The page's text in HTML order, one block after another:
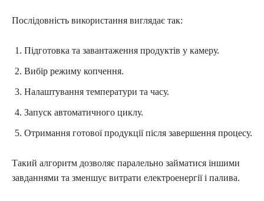
Послідовність використання виглядає так:
Підготовка та завантаження продуктів у камеру.
Вибір режиму копчення.
Налаштування температури та часу.
Запуск автоматичного циклу.
Отримання готової продукції після завершення процесу.
Такий алгоритм дозволяє паралельно займатися іншими
завданнями та зменшує витрати електроенергії і палива.